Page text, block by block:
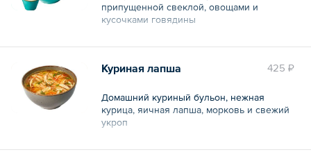
припущенной свеклой, овощами и
кусочками говядины
Общий вес – 320 г
425 ₽
Куриная лапша
Домашний куриный бульон, нежная
курица, яичная лапша, морковь и свежий
укроп
Общий вес – 300 г